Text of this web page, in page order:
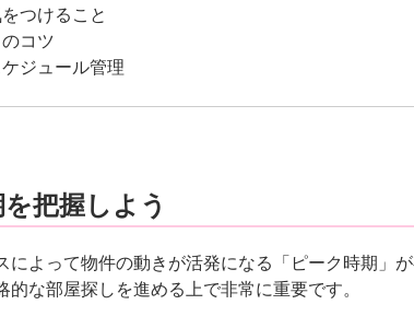
つけること
コツ
ジュール管理
把握しよう
よって物件の動きが活発になる「ピーク時期」が
な部屋探しを進める上で非常に重要です。